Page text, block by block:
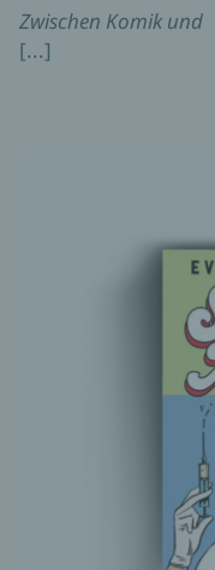
Zwischen Komik und
[...]